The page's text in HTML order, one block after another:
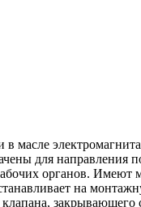
масле
для направления
органов. Имеют
на
закрывающего